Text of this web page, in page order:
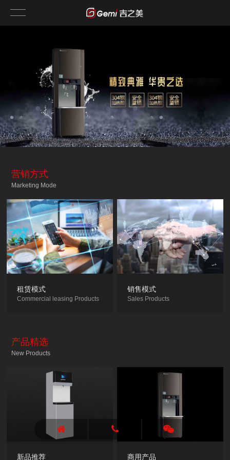
营销方式
Marketing Mode
租赁模式
Commercial leasing Products
销售模式
Sales Products
产品精选
New Products
新品推荐 商用产品